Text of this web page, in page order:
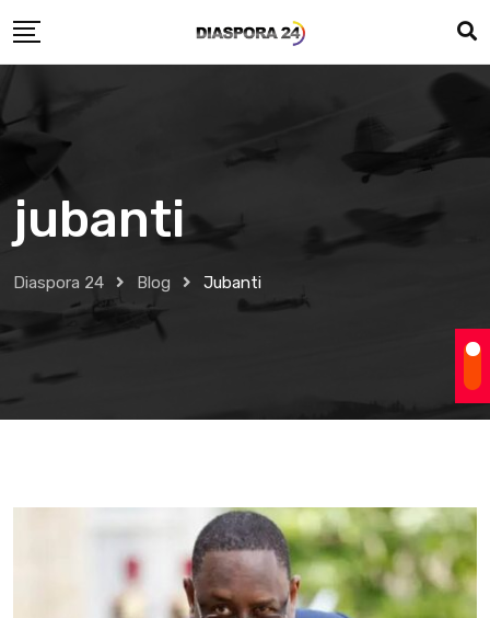
to
jubanti
Diaspora 24 Blog Jubanti